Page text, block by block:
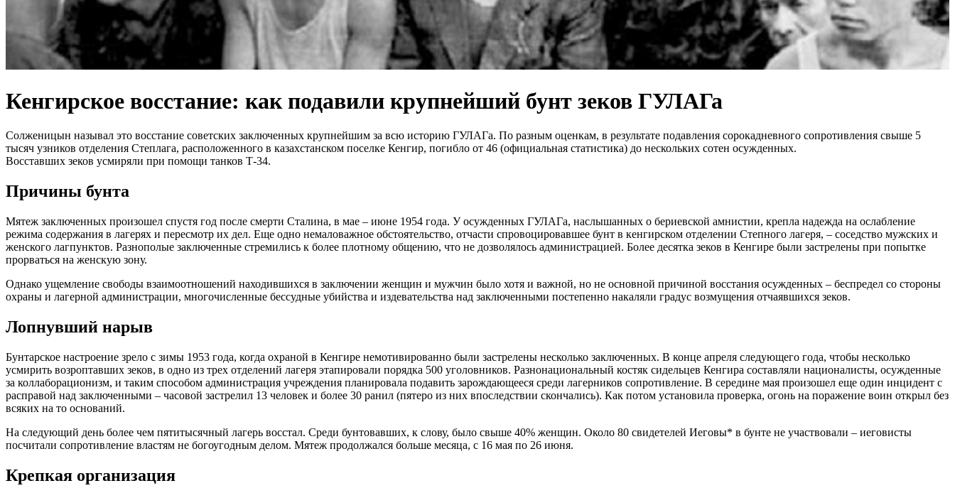
Кенгирское восстание: как подавили крупнейший бунт зеков ГУЛАГа
Солженицын называл это восстание советских заключенных крупнейшим за всю историю ГУЛАГа. По разным оценкам, в результате подавления сорокадневного сопротивления свыше 5
тысяч узников отделения Степлага, расположенного в казахстанском поселке Кенгир, погибло от 46 (официальная статистика) до нескольких сотен осужденных.
Восставших зеков усмиряли при помощи танков Т-34.
Причины бунта
Мятеж заключенных произошел спустя год после смерти Сталина, в мае – июне 1954 года. У осужденных ГУЛАГа, наслышанных о бериевской амнистии, крепла надежда на ослабление
режима содержания в лагерях и пересмотр их дел. Еще одно немаловажное обстоятельство, отчасти спровоцировавшее бунт в кенгирском отделении Степного лагеря, – соседство мужских и
женского лагпунктов. Разнополые заключенные стремились к более плотному общению, что не дозволялось администрацией. Более десятка зеков в Кенгире были застрелены при попытке
прорваться на женскую зону.
Однако ущемление свободы взаимоотношений находившихся в заключении женщин и мужчин было хотя и важной, но не основной причиной восстания осужденных – беспредел со стороны
охраны и лагерной администрации, многочисленные бессудные убийства и издевательства над заключенными постепенно накаляли градус возмущения отчаявшихся зеков.
Лопнувший нарыв
Бунтарское настроение зрело с зимы 1953 года, когда охраной в Кенгире немотивированно были застрелены несколько заключенных. В конце апреля следующего года, чтобы несколько
усмирить возроптавших зеков, в одно из трех отделений лагеря этапировали порядка 500 уголовников. Разнонациональный костяк сидельцев Кенгира составляли националисты, осужденные
за коллаборационизм, и таким способом администрация учреждения планировала подавить зарождающееся среди лагерников сопротивление. В середине мая произошел еще один инцидент с
расправой над заключенными – часовой застрелил 13 человек и более 30 ранил (пятеро из них впоследствии скончались). Как потом установила проверка, огонь на поражение воин открыл без
всяких на то оснований.
На следующий день более чем пятитысячный лагерь восстал. Среди бунтовавших, к слову, было свыше 40% женщин. Около 80 свидетелей Иеговы* в бунте не участвовали – иеговисты
посчитали сопротивление властям не богоугодным делом. Мятеж продолжался больше месяца, с 16 мая по 26 июня.
Крепкая организация